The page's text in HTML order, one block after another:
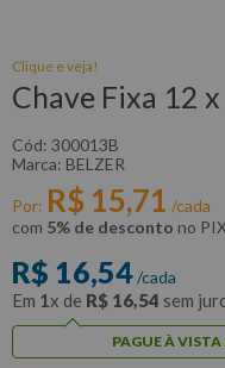
Clique e veja!
Chave Fixa 12
: 300013B
BELZER
Por: R$ 15,71 /cada
com 5% de desconto no
R$ 16,54/cada
Em 1x de R$ 16,54 sem
PAGUE À